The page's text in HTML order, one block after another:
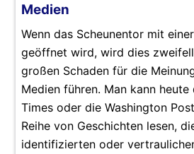
Medien
Wenn das Scheunentor mit
geöffnet wird, wird dies
großen Schaden für die
Medien führen. Man kann heute
Times oder die Washington
Reihe von Geschichten lesen,
identifizierten oder